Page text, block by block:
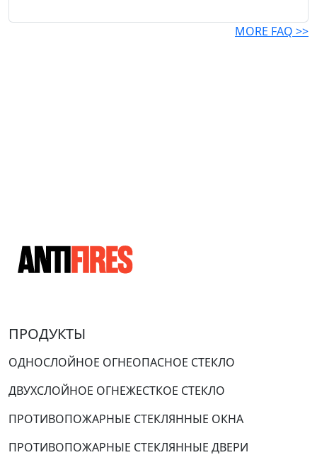
MORE FAQ >>
ПРОДУКТЫ
ОДНОСЛОЙНОЕ ОГНЕОПАСНОЕ СТЕКЛО
ДВУХСЛОЙНОЕ ОГНЕЖЕСТКОЕ СТЕКЛО
ПРОТИВОПОЖАРНЫЕ СТЕКЛЯННЫЕ ОКНА
ПРОТИВОПОЖАРНЫЕ СТЕКЛЯННЫЕ ДВЕРИ